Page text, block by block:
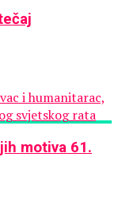
motiva 61.